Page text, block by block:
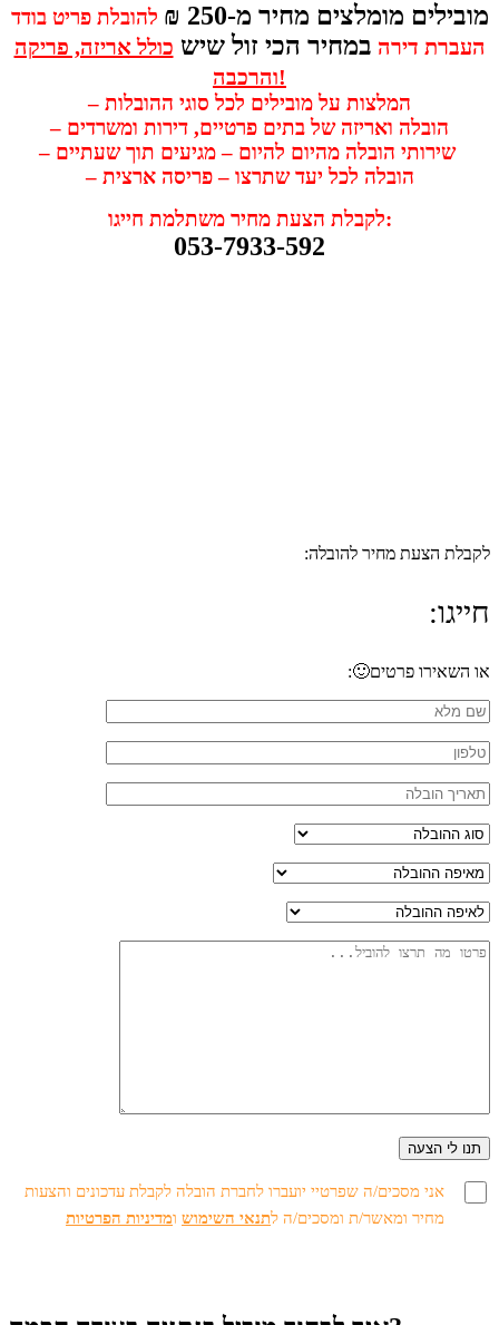
מובילים מומלצים מחיר מ-250 ₪ להובלת פריט בודד
העברת דירה במחיר הכי זול שיש כולל אריזה, פריקה
והרכבה!
– המלצות על מובילים לכל סוגי ההובלות
– הובלה ואריזה של בתים פרטיים, דירות ומשרדים
– שירותי הובלה מהיום להיום – מגיעים תוך שעתיים
– הובלה לכל יעד שתרצו – פריסה ארצית
לקבלת הצעת מחיר משתלמת חייגו:
053-7933-592
לקבלת הצעת מחיר להובלה:
חייגו:
או השאירו פרטים🙂:
אני מסכים/ה שפרטיי יועברו לחברת הובלה לקבלת עדכונים והצעות
מחיר ומאשר/ת ומסכים/ה לתנאי השימוש ומדיניות הפרטיות